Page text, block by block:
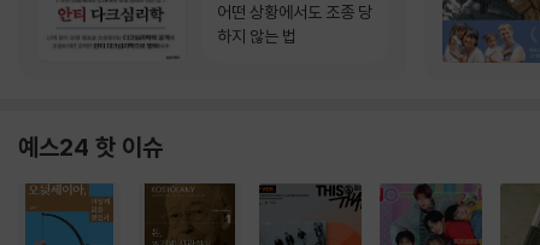
어떤 상황에서도 조종 당
하지 않는 법
예스24 핫 이슈